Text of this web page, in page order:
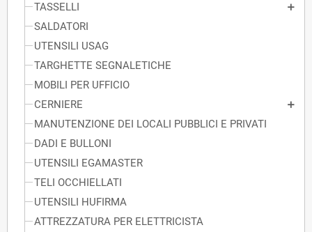
TASSELLI
SALDATORI
UTENSILI USAG
TARGHETTE SEGNALETICHE
MOBILI PER UFFICIO
CERNIERE
MANUTENZIONE DEI LOCALI PUBBLICI E PRIVATI
DADI E BULLONI
UTENSILI EGAMASTER
TELI OCCHIELLATI
UTENSILI HUFIRMA
ATTREZZATURA PER ELETTRICISTA